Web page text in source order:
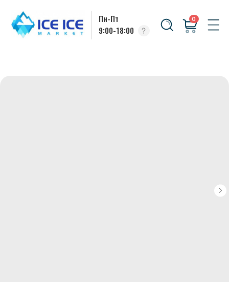
9:00-18:00